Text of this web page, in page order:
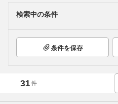
検索中の条件
条件を保存
31件